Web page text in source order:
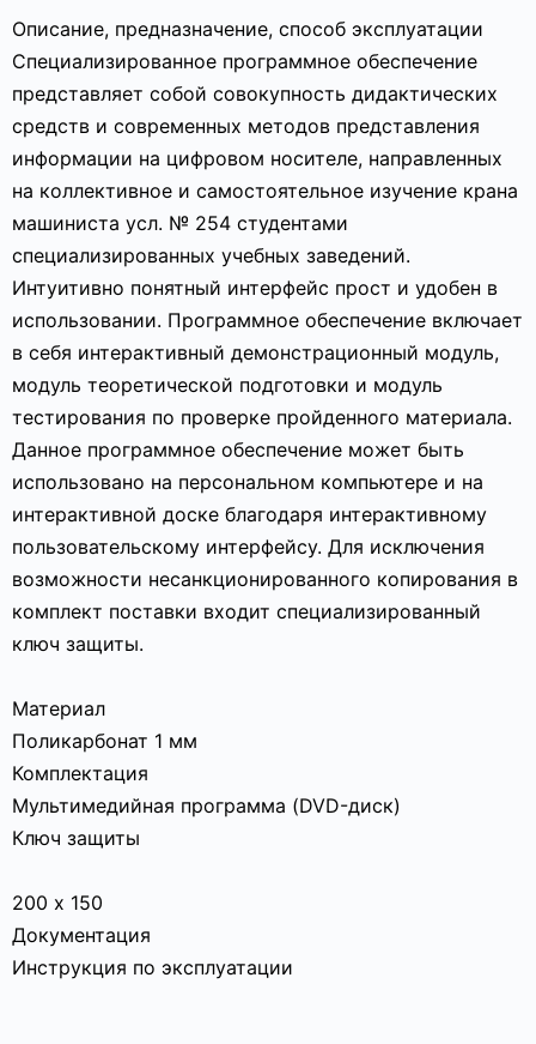
Описание, предназначение, способ эксплуатации
Специализированное программное обеспечение
представляет собой совокупность дидактических
средств и современных методов представления
информации на цифровом носителе, направленных
на коллективное и самостоятельное изучение крана
машиниста усл. № 254 студентами
специализированных учебных заведений.
Интуитивно понятный интерфейс прост и удобен в
использовании. Программное обеспечение включает
в себя интерактивный демонстрационный модуль,
модуль теоретической подготовки и модуль
тестирования по проверке пройденного материала.
Данное программное обеспечение может быть
использовано на персональном компьютере и на
интерактивной доске благодаря интерактивному
пользовательскому интерфейсу. Для исключения
возможности несанкционированного копирования в
комплект поставки входит специализированный
ключ защиты.
Материал
Поликарбонат 1 мм
Комплектация
Мультимедийная программа (DVD-диск)
Ключ защиты
200 х 150
Документация
Инструкция по эксплуатации